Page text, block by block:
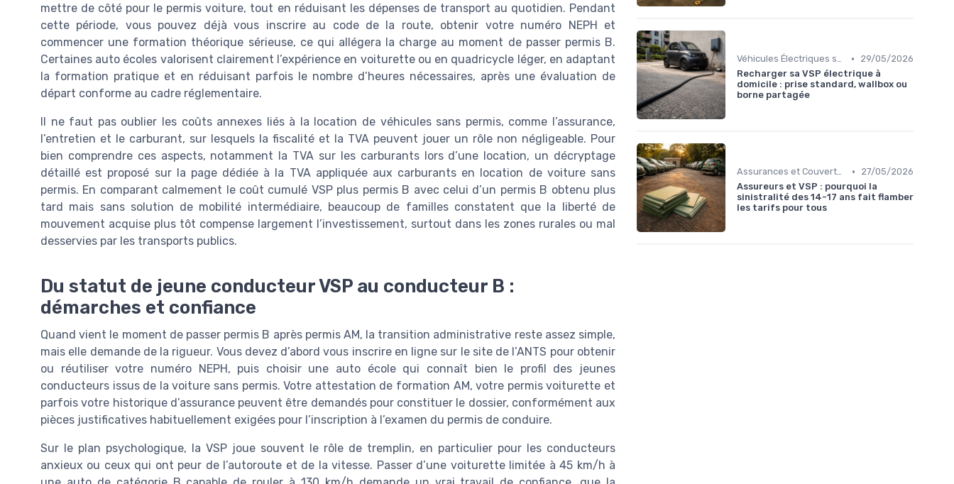
mettre de côté pour le permis voiture, tout en réduisant les dépenses de transport au quotidien. Pendant
cette période, vous pouvez déjà vous inscrire au code de la route, obtenir votre numéro NEPH et
commencer une formation théorique sérieuse, ce qui allégera la charge au moment de passer permis B.
Certaines auto écoles valorisent clairement l’expérience en voiturette ou en quadricycle léger, en adaptant
la formation pratique et en réduisant parfois le nombre d’heures nécessaires, après une évaluation de
départ conforme au cadre réglementaire.
Il ne faut pas oublier les coûts annexes liés à la location de véhicules sans permis, comme l’assurance,
l’entretien et le carburant, sur lesquels la fiscalité et la TVA peuvent jouer un rôle non négligeable. Pour
bien comprendre ces aspects, notamment la TVA sur les carburants lors d’une location, un décryptage
détaillé est proposé sur la page dédiée à la TVA appliquée aux carburants en location de voiture sans
permis. En comparant calmement le coût cumulé VSP plus permis B avec celui d’un permis B obtenu plus
tard mais sans solution de mobilité intermédiaire, beaucoup de familles constatent que la liberté de
mouvement acquise plus tôt compense largement l’investissement, surtout dans les zones rurales ou mal
desservies par les transports publics.
Du statut de jeune conducteur VSP au conducteur B :
démarches et confiance
Quand vient le moment de passer permis B après permis AM, la transition administrative reste assez simple,
mais elle demande de la rigueur. Vous devez d’abord vous inscrire en ligne sur le site de l’ANTS pour obtenir
ou réutiliser votre numéro NEPH, puis choisir une auto école qui connaît bien le profil des jeunes
conducteurs issus de la voiture sans permis. Votre attestation de formation AM, votre permis voiturette et
parfois votre historique d’assurance peuvent être demandés pour constituer le dossier, conformément aux
pièces justificatives habituellement exigées pour l’inscription à l’examen du permis de conduire.
Sur le plan psychologique, la VSP joue souvent le rôle de tremplin, en particulier pour les conducteurs
anxieux ou ceux qui ont peur de l’autoroute et de la vitesse. Passer d’une voiturette limitée à 45 km/h à
Véhicules Électriques sans Permis •
29/05/2026
Recharger sa VSP électrique à
domicile : prise standard, wallbox ou
borne partagée
Assurances et Couvertures •
27/05/2026
Assureurs et VSP : pourquoi la
sinistralité des 14-17 ans fait flamber
les tarifs pour tous